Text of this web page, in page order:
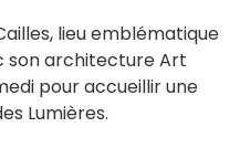
lieu emblématique
son architecture Art
pour accueillir une
Lumières.